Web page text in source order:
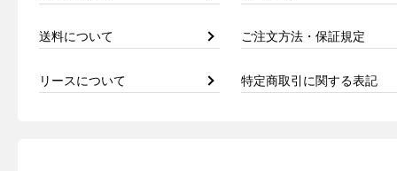
送料について ご注文方法・保証規定
リースについて 特定商取引に関する表記